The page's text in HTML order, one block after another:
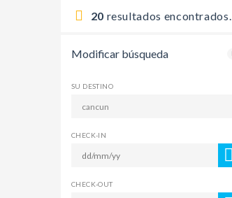
20 resultados encontrados.
Modificar búsqueda
SU DESTINO
CHECK-IN
CHECK-OUT